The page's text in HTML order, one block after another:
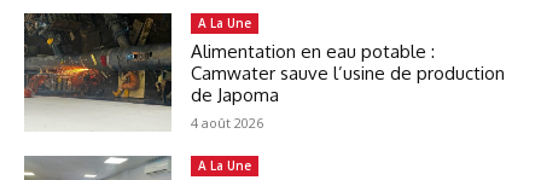
A La Une
Alimentation en eau potable :
Camwater sauve l’usine de production
de Japoma
4 août 2026
A La Une